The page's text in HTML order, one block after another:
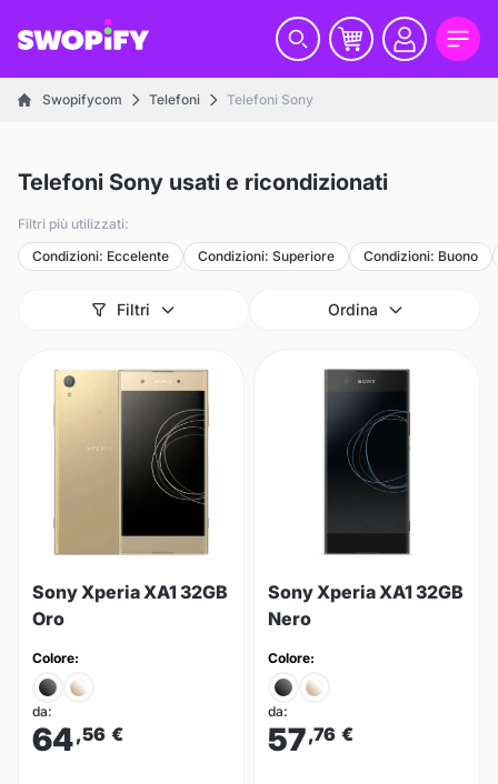
Swopifycom Telefoni Telefoni Sony
Telefoni Sony usati e ricondizionati
Filtri più utilizzati:
Condizioni: Eccelente
Condizioni: Superiore Condizioni: Buono
Filtri Ordina
Sony Xperia XA1 32GB
Oro
Colore:
da:
64,56 €
Sony Xperia XA1 32GB
Nero
Colore:
da:
57,76 €